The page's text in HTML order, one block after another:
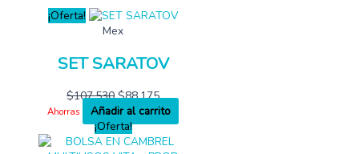
¡Oferta!
Mex
SET SARATOV
$107,530 $88,175
Ahorras
Añadir al carrito
¡Oferta!